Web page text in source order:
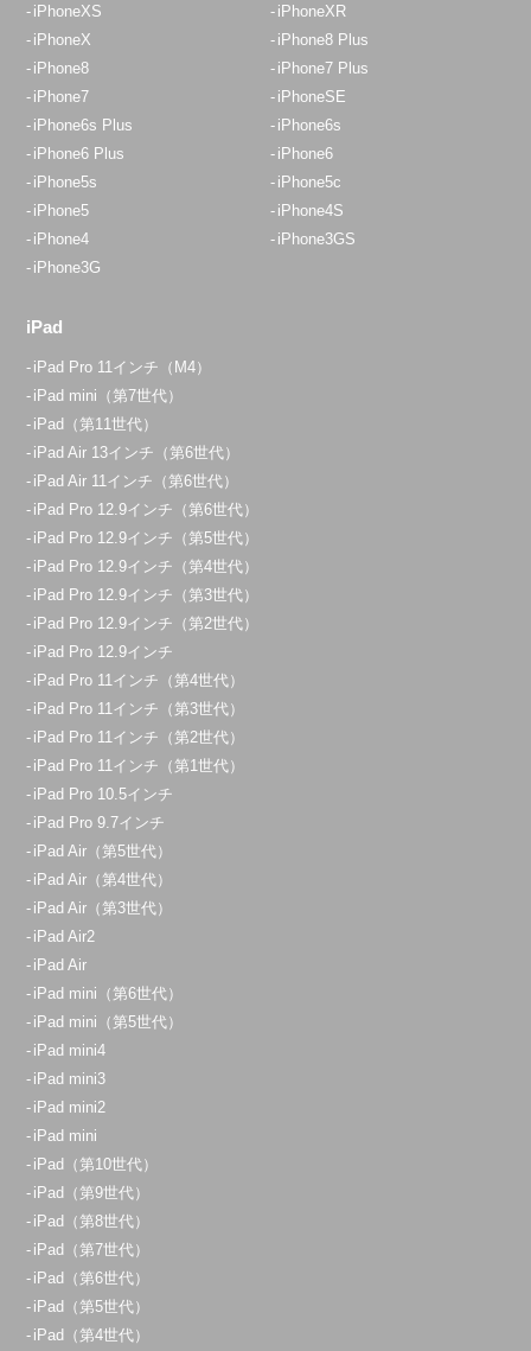
iPhoneXS
iPhoneXR
iPhoneX
iPhone8 Plus
iPhone8
iPhone7 Plus
iPhone7
iPhoneSE
iPhone6s Plus
iPhone6s
iPhone6 Plus
iPhone6
iPhone5s
iPhone5c
iPhone5
iPhone4S
iPhone4
iPhone3GS
iPhone3G
iPad
iPad Pro 11インチ（M4）
iPad mini（第7世代）
iPad（第11世代）
iPad Air 13インチ（第6世代）
iPad Air 11インチ（第6世代）
iPad Pro 12.9インチ（第6世代）
iPad Pro 12.9インチ（第5世代）
iPad Pro 12.9インチ（第4世代）
iPad Pro 12.9インチ（第3世代）
iPad Pro 12.9インチ（第2世代）
iPad Pro 12.9インチ
iPad Pro 11インチ（第4世代）
iPad Pro 11インチ（第3世代）
iPad Pro 11インチ（第2世代）
iPad Pro 11インチ（第1世代）
iPad Pro 10.5インチ
iPad Pro 9.7インチ
iPad Air（第5世代）
iPad Air（第4世代）
iPad Air（第3世代）
iPad Air2
iPad Air
iPad mini（第6世代）
iPad mini（第5世代）
iPad mini4
iPad mini3
iPad mini2
iPad mini
iPad（第10世代）
iPad（第9世代）
iPad（第8世代）
iPad（第7世代）
iPad（第6世代）
iPad（第5世代）
iPad（第4世代）